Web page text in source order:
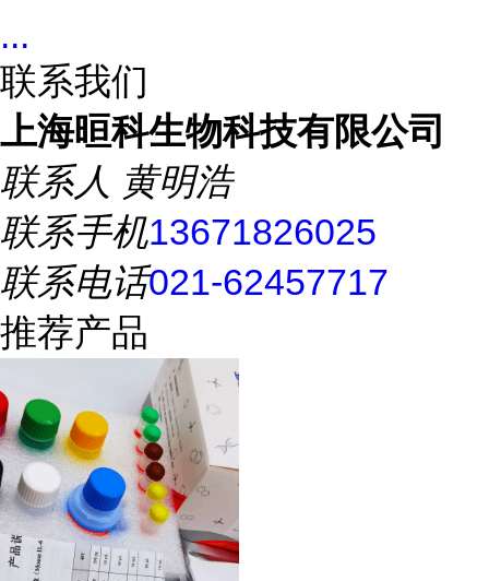
...
联系我们
上海晅科生物科技有限公司
联系人 黄明浩
联系手机13671826025
联系电话021-62457717
推荐产品